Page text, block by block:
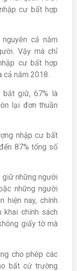
cư bất hợp
cả năm
Vậy mà chỉ
cư bất hợp
cả năm 2018.
giữ, 67% là
lại đơn thuần
nhập cư bất
87% tổng số
giữ những người
những người
hiện nay, chính
khai chính sách
giấy tờ mà
cho phép các
bất cứ trường